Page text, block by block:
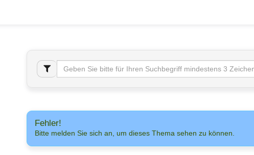
Fehler!
Bitte melden Sie sich an, um dieses Thema sehen zu können.